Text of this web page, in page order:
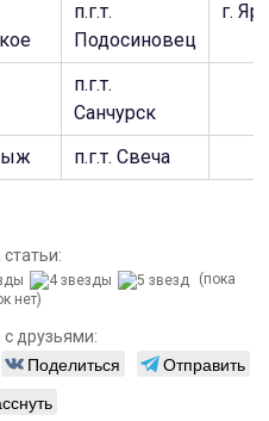
п.г.т.
Подосиновец
г.
п.г.т.
Санчурск
п.г.т. Свеча
(пока
нет)
друзьями:
Поделиться
Отправить